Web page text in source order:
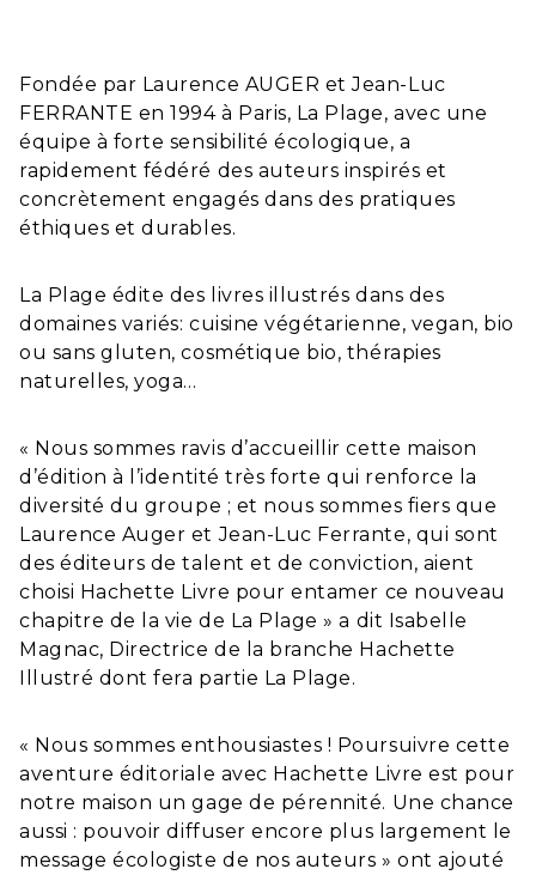
Fondée par Laurence AUGER et Jean-Luc
FERRANTE en 1994 à Paris, La Plage, avec une
équipe à forte sensibilité écologique, a
rapidement fédéré des auteurs inspirés et
concrètement engagés dans des pratiques
éthiques et durables.
La Plage édite des livres illustrés dans des
domaines variés: cuisine végétarienne, vegan, bio
ou sans gluten, cosmétique bio, thérapies
naturelles, yoga…
« Nous sommes ravis d’accueillir cette maison
d’édition à l’identité très forte qui renforce la
diversité du groupe ; et nous sommes fiers que
Laurence Auger et Jean-Luc Ferrante, qui sont
des éditeurs de talent et de conviction, aient
choisi Hachette Livre pour entamer ce nouveau
chapitre de la vie de La Plage » a dit Isabelle
Magnac, Directrice de la branche Hachette
Illustré dont fera partie La Plage.
« Nous sommes enthousiastes ! Poursuivre cette
aventure éditoriale avec Hachette Livre est pour
notre maison un gage de pérennité. Une chance
aussi : pouvoir diffuser encore plus largement le
message écologiste de nos auteurs » ont ajouté